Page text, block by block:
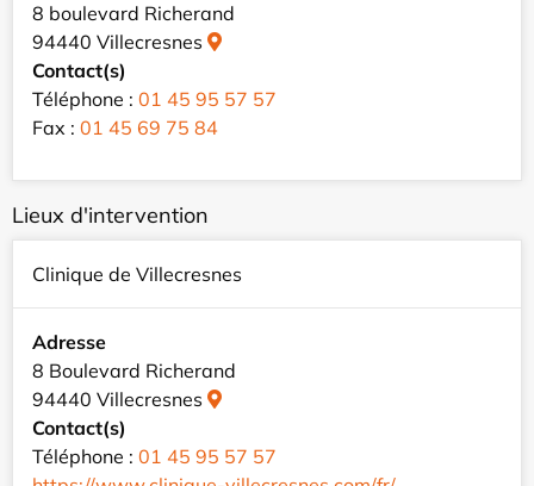
8 boulevard Richerand
94440 Villecresnes
Contact(s)
Téléphone : 01 45 95 57 57
Fax : 01 45 69 75 84
Lieux d'intervention
Clinique de Villecresnes
Adresse
8 Boulevard Richerand
94440 Villecresnes
Contact(s)
Téléphone : 01 45 95 57 57